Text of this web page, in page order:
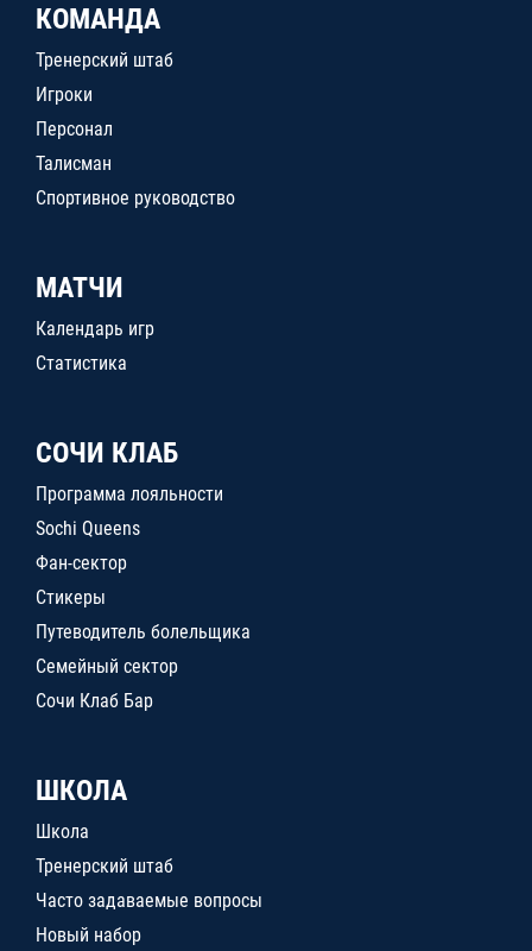
КОМАНДА
Тренерский штаб
Игроки
Персонал
Талисман
Спортивное руководство
МАТЧИ
Календарь игр
Статистика
СОЧИ КЛАБ
Программа лояльности
Sochi Queens
Фан-сектор
Стикеры
Путеводитель болельщика
Семейный сектор
Сочи Клаб Бар
ШКОЛА
Школа
Тренерский штаб
Часто задаваемые вопросы
Новый набор